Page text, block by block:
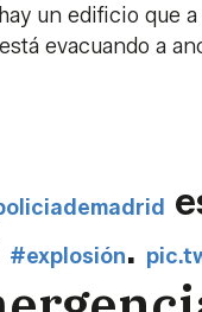
un edificio que
evacuando a
#explosión.